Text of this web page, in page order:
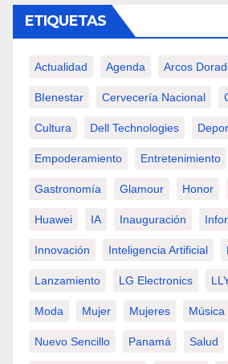
ETIQUETAS
Actualidad Agenda Arcos
BIenestar Cervecería Nacional
Cultura Dell Technologies
Empoderamiento Entretenimiento
Gastronomía Glamour Honor
Huawei IA Inauguración
Innovación Inteligencia Artificial
Lanzamiento LG Electronics
Moda Mujer Mujeres Música
Nuevo Sencillo Panamá Salud